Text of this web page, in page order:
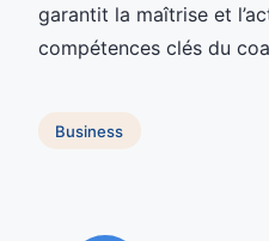
garantit la maîtrise et
compétences clés du
Business